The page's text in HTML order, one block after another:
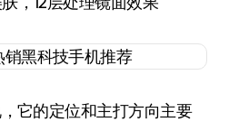
它的定位和主打方向主要